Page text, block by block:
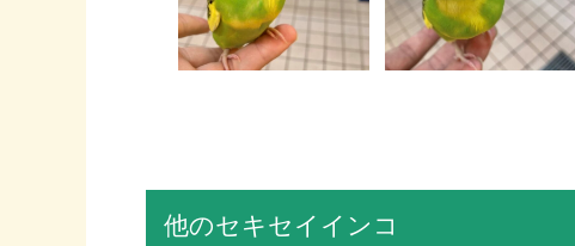
他のセキセイインコ